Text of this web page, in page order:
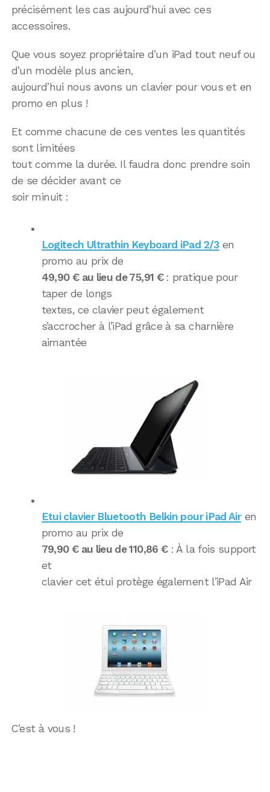
précisément les cas aujourd’hui avec ces
accessoires.
Que vous soyez propriétaire d’un iPad tout neuf ou
d’un modèle plus ancien,
aujourd’hui nous avons un clavier pour vous et en
promo en plus !
Et comme chacune de ces ventes les quantités
sont limitées
tout comme la durée. Il faudra donc prendre soin
de se décider avant ce
soir minuit :
Logitech Ultrathin Keyboard iPad 2/3en
promo au prix de
49,90 € au lieu de 75,91 €: pratique pour
taper de longs
textes, ce clavier peut également
s’accrocher à l’iPad grâce à sa charnière
aimantée
Etui clavier Bluetooth Belkin pour iPad Airen
promo au prix de
79,90 € au lieu de 110,86 €: À la fois support
et
clavier cet étui protège également l’iPad Air
C’est à vous !